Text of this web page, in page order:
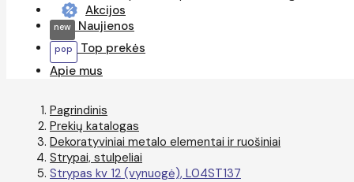
Akcijos
Naujienos
Top prekės
Apie mus
Pagrindinis
Prekių katalogas
Dekoratyviniai metalo elementai ir ruošiniai
Strypai, stulpeliai
Strypas kv 12 (vynuogė), L04ST137